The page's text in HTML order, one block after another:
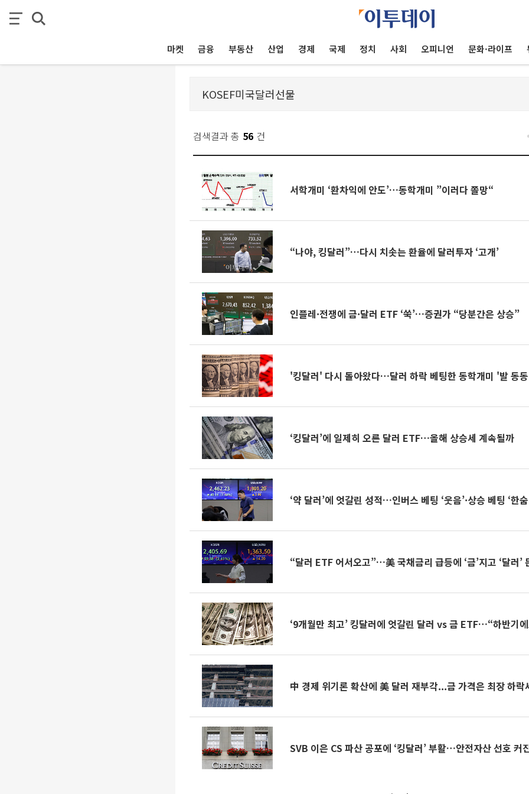
마켓 금융 부동산 산업 경제 국제 정치 사회 오피니언 문화·라이프
검색결과 총 56 건
서학개미 ‘환차익에 안도’…동학개미 ”이러다 쫄망“
“나야, 킹달러”…다시 치솟는 환율에 달러투자 ‘고개’
인플레·전쟁에 금·달러 ETF ‘쑥’…증권가 “당분간은 상승”
'킹달러' 다시 돌아왔다…달러 하락 베팅한 동학개미 '발 동
‘킹달러’에 일제히 오른 달러 ETF…올해 상승세 계속될까
‘약 달러’에 엇갈린 성적…인버스 베팅 ‘웃음’·상승 베팅 ‘한
“달러 ETF 어서오고”…美 국채금리 급등에 ‘금’지고 ‘달러’
‘9개월만 최고’ 킹달러에 엇갈린 달러 vs 금 ETF…“하반기
中 경제 위기론 확산에 美 달러 재부각...금 가격은 최장 하락
SVB 이은 CS 파산 공포에 ‘킹달러’ 부활…안전자산 선호 커